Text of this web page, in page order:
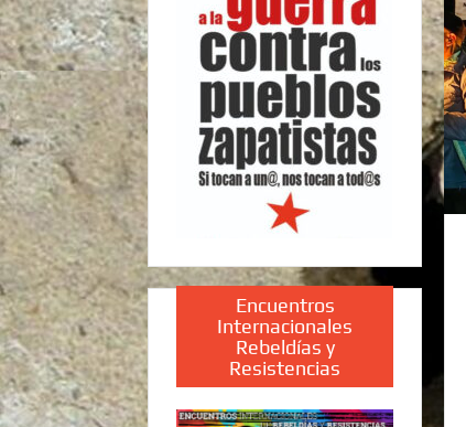
Encuentros
Internacionales
Rebeldías y
Resistencias